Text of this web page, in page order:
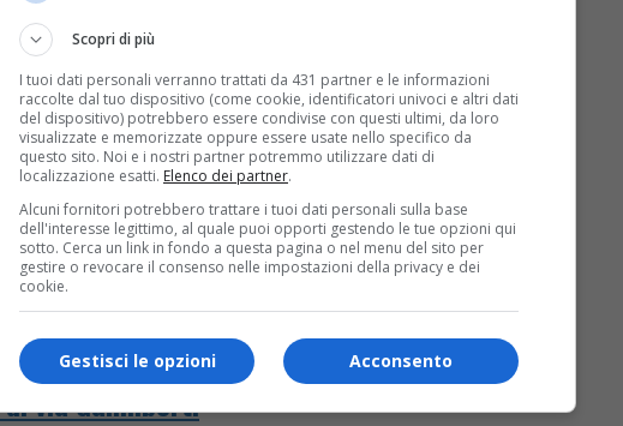
via Galimberti
Scopri di più
I tuoi dati personali verranno trattati da 431 partner e le informazioni
raccolte dal tuo dispositivo (come cookie, identificatori univoci e altri dati
del dispositivo) potrebbero essere condivise con questi ultimi, da loro
visualizzate e memorizzate oppure essere usate nello specifico da
questo sito. Noi e i nostri partner potremmo utilizzare dati di
localizzazione esatti. Elenco dei partner.
Alcuni fornitori potrebbero trattare i tuoi dati personali sulla base
dell'interesse legittimo, al quale puoi opporti gestendo le tue opzioni qui
sotto. Cerca un link in fondo a questa pagina o nel menu del sito per
gestire o revocare il consenso nelle impostazioni della privacy e dei
cookie.
Acconsento
Gestisci le opzioni